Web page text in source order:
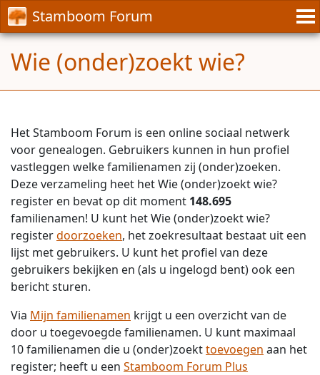
Stamboom Forum
Wie (onder)zoekt wie?
Het Stamboom Forum is een online sociaal netwerk
voor genealogen. Gebruikers kunnen in hun profiel
vastleggen welke familienamen zij (onder)zoeken.
Deze verzameling heet het Wie (onder)zoekt wie?
register en bevat op dit moment 148.695
familienamen! U kunt het Wie (onder)zoekt wie?
registerdoorzoeken, het zoekresultaat bestaat uit een
lijst met gebruikers. U kunt het profiel van deze
gebruikers bekijken en (als u ingelogd bent) ook een
bericht sturen.
Via Mijn familienamen krijgt u een overzicht van de
door u toegevoegde familienamen. U kunt maximaal
10 familienamen die u (onder)zoekttoevoegen aan het
register; heeft u een Stamboom Forum Plus